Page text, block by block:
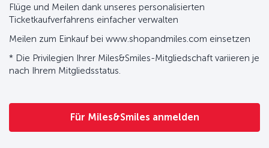
Flüge und Meilen dank unseres personalisierten
Ticketkaufverfahrens einfacher verwalten
Meilen zum Einkauf bei www.shopandmiles.com einsetzen
* Die Privilegien Ihrer Miles&Smiles-Mitgliedschaft variieren je
nach Ihrem Mitgliedsstatus.
Für Miles&Smiles anmelden